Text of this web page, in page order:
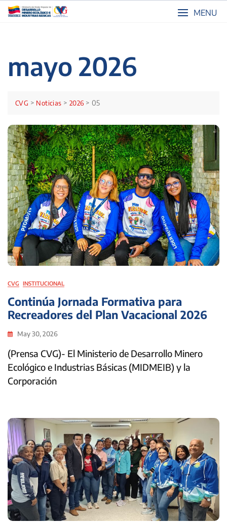
Skip
MENU
mayo 2026
CVG > Noticias > 2026 > 05
CVG INSTITUCIONAL
Continúa Jornada Formativa para
Recreadores del Plan Vacacional 2026
May 30, 2026
(Prensa CVG)- El Ministerio de Desarrollo Minero
Ecológico e Industrias Básicas (MIDMEIB) y la
Corporación